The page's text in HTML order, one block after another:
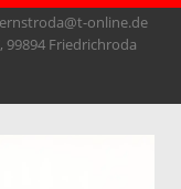
online.de
99894 Friedrichroda